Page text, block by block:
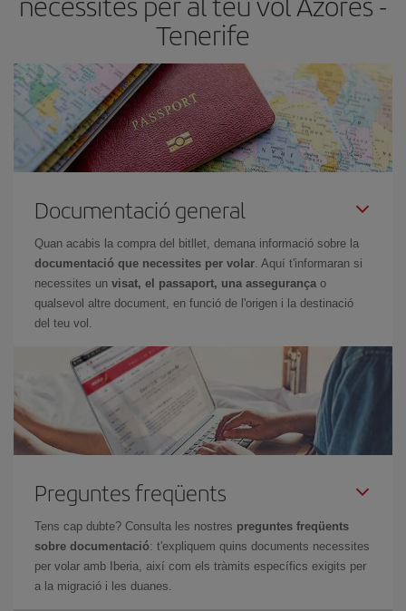
Tenerife
Documentació general
Quan acabis la compra del bitllet, demana informació sobre la
documentació que necessites per volar. Aquí t'informaran si
necessites un visat, el passaport, una assegurança o
qualsevol altre document, en funció de l'origen i la destinació
del teu vol.
Preguntes freqüents
Tens cap dubte? Consulta les nostres preguntes freqüents
sobre documentació: t'expliquem quins documents necessites
per volar amb Iberia, així com els tràmits específics exigits per
a la migració i les duanes.